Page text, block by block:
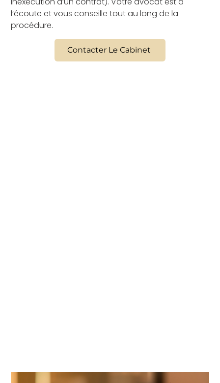
l’écoute et vous conseille tout au long de la
procédure.
Contacter Le Cabinet